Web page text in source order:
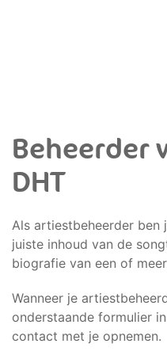
Beheerder
DHT
Als artiestbeheerder
juiste inhoud van de
biografie van een of
Wanneer je
onderstaande formulier
contact met je opnemen.